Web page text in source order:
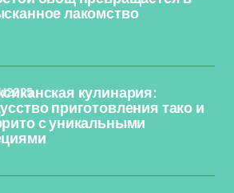
лакомство
кулинария:
приготовления тако и
с уникальными
2025